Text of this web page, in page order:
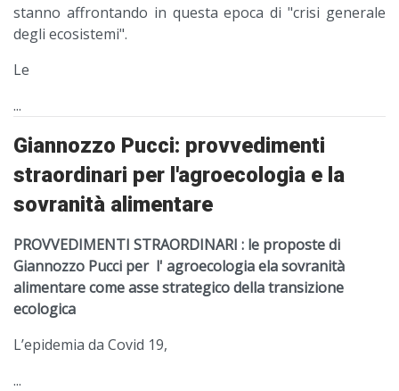
stanno affrontando in questa epoca di "crisi generale
degli ecosistemi".
Le
...
Giannozzo Pucci: provvedimenti
straordinari per l'agroecologia e la
sovranità alimentare
PROVVEDIMENTI STRAORDINARI : le proposte di
Giannozzo Pucci per l' agroecologiaela sovranità
alimentare come asse strategico della transizione
ecologica
L’epidemia da Covid 19,
...